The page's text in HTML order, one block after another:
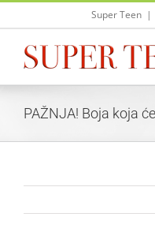
Skip
Super Teen |
PAŽNJA! Boja koja